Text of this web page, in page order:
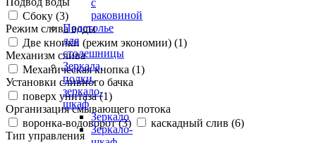
с
раковиной
Подстолье
для
столешницы
Зеркала,
полки,
зеркало-
шкаф
Зеркало
Зеркало-
Сбоку (3)
Режим слива воды
Две кнопки (режим экономии) (1)
Механизм слива
Механическая кнопка (1)
Установки сливного бачка
поверх унитаза (1)
Организация смывающего потока
воронка-водоворот (3) каскадный слив (6)
Тип управления